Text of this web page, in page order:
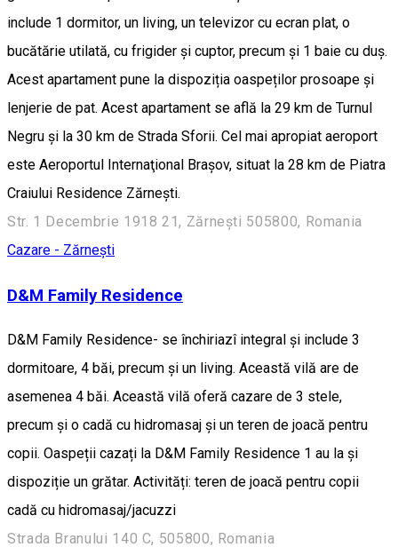
include 1 dormitor, un living, un televizor cu ecran plat, o
bucătărie utilată, cu frigider și cuptor, precum și 1 baie cu duș.
Acest apartament pune la dispoziția oaspeților prosoape și
lenjerie de pat. Acest apartament se află la 29 km de Turnul
Negru și la 30 km de Strada Sforii. Cel mai apropiat aeroport
este Aeroportul Internaţional Brașov, situat la 28 km de Piatra
Craiului Residence Zărnești.
Str. 1 Decembrie 1918 21, Zărnești 505800, Romania
Cazare - Zărnești
D&M Family Residence
D&M Family Residence- se închiriazî integral și include 3
dormitoare, 4 băi, precum și un living. Această vilă are de
asemenea 4 băi. Această vilă oferă cazare de 3 stele,
precum și o cadă cu hidromasaj și un teren de joacă pentru
copii. Oaspeții cazați la D&M Family Residence 1 au la și
dispoziție un grătar. Activități: teren de joacă pentru copii
cadă cu hidromasaj/jacuzzi
Strada Branului 140 C, 505800, Romania